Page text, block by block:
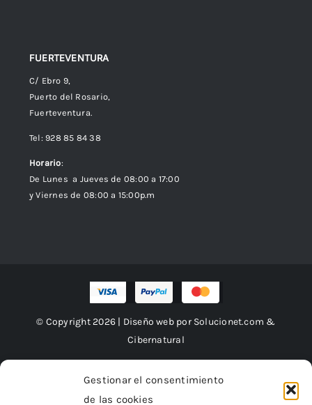
Gestionar el consentimiento
de las cookies
FUERTEVENTURA
C/ Ebro 9,
Puerto del Rosario,
Fuerteventura.
Tel: 928 85 84 38
Horario:
De Lunes a Jueves de 08:00 a 17:00
y Viernes de 08:00 a 15:00p.m
© Copyright 2026 | Diseño web por Solucionet.com &
Cibernatural